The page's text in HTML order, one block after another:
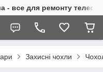
- все для ремонту
Захисні чохли